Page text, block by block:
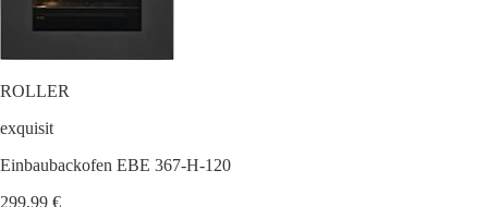
ROLLER
exquisit
Einbaubackofen EBE 367-H-120
299,99 €